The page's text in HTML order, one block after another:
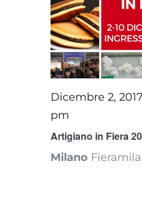
Dicembre 2,
pm
Artigiano in Fiera
Milano